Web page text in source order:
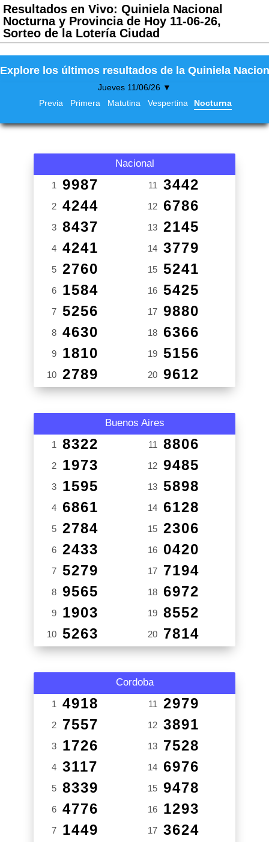
Resultados en Vivo: Quiniela Nacional
Nocturna y Provincia de Hoy 11-06-26,
Sorteo de la Lotería Ciudad
Explore los últimos resultados de la Quiniela
Jueves 11/06/26 ▼
Previa
Primera Matutina Vespertina Nocturna
Nacional
1 9987
2 4244
3 8437
4 4241
5 2760
6 1584
7 5256
8 4630
9 1810
10 2789
11 3442
12 6786
13 2145
14 3779
15 5241
16 5425
17 9880
18 6366
19 5156
20 9612
Buenos Aires
1 8322
2 1973
3 1595
4 6861
5 2784
6 2433
7 5279
8 9565
9 1903
10 5263
11 8806
12 9485
13 5898
14 6128
15 2306
16 0420
17 7194
18 6972
19 8552
20 7814
Cordoba
1 4918
2 7557
3 1726
4 3117
5 8339
6 4776
7 1449
11 2979
12 3891
13 7528
14 6976
15 9478
16 1293
17 3624